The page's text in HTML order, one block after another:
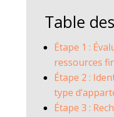
Table
Étape 1 :
ressources
Étape 2 :
type
Étape 3 :